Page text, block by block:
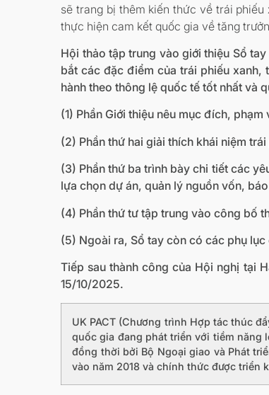
sẽ trang bị thêm kiến thức về trái
thực hiện cam kết quốc gia về tăng
Hội thảo tập trung vào giới thiệu Sổ
bắt các đặc điểm của trái phiếu
hành theo thông lệ quốc tế tốt nhất và
(1) Phần Giới thiệu nêu mục đích,
(2) Phần thứ hai giải thích khái niệm
(3) Phần thứ ba trình bày chi tiết các
lựa chọn dự án, quản lý nguồn vốn,
(4) Phần thứ tư tập trung vào công bố
(5) Ngoài ra, Sổ tay còn có các phụ
Tiếp sau thành công của Hội nghị tại
15/10/2025.
UK PACT (Chương trình Hợp tác thúc
quốc gia đang phát triển với tiềm năng
đồng thời bởi Bộ Ngoại giao và Phát
vào năm 2018 và chính thức được triển